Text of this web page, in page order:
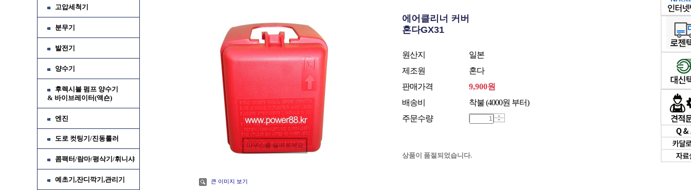
고압세척기
분무기
발전기
양수기
후렉시블 펌프 양수기
& 바이브레이터(액숀)
엔진
도로 컷팅기/진동롤러
콤팩터/람마/평삭기/휘니샤
예초기,잔디깍기,관리기
마우스를 올려보세요
큰 이미지 보기
에어클리너 커버
혼다GX31
원산지
일본
제조원
혼다
판매가격
9,900원
배송비
착불 (4000원 부터)
주문수량
상품이 품절되었습니다.